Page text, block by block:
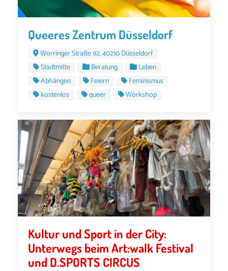
Queeres Zentrum Düsseldorf
Worringer Straße 92, 40210 Düsseldorf
Stadtmitte
Beratung
Leben
Abhängen
Feiern
Feminismus
kostenlos
queer Workshop
Kultur und Sport in der City:
Unterwegs beim Art:walk Festival
und D.SPORTS CIRCUS